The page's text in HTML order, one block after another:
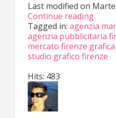
Last modified on
Continue reading
Tagged in: agenzia
agenzia pubblicitaria
mercato firenze
studio grafico firenze
Hits: 483